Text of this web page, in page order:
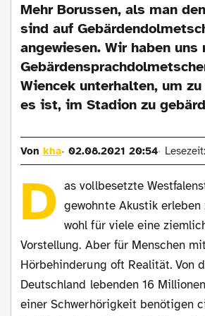
Mehr Borussen, als man
sind auf
angewiesen. Wir haben
Wiencek unterhalten, um
es ist, im Stadion zu
Vonkha 02.08.2021 20:54
D as vollbesetzte
gewohnte Akustik erleben
wohl für viele eine
Vorstellung. Aber für Menschen mit
Hörbehinderung oft Realität. Von
Deutschland lebenden 16
einer Schwerhörigkeit benötigen